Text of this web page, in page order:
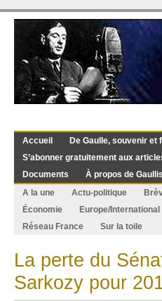
Accueil De Gaulle, souvenir et
S’abonner gratuitement aux
Documents
À propos de
A la une
Actu-politique
Économie
Europe/International
Réseau France
Sur la toile
La perte du
Sarkozy pour